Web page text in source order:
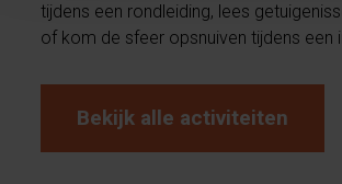
tijdens een rondleiding, lees
of kom de sfeer opsnuiven tijdens een
Bekijk alle activiteiten